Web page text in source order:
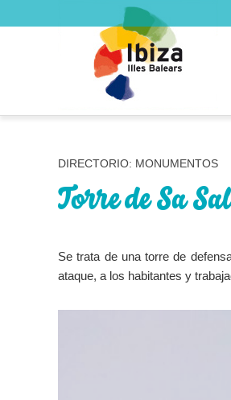
DIRECTORIO: MONUMENTOS
Torre de Sa
Se trata de una torre de
ataque, a los habitantes y